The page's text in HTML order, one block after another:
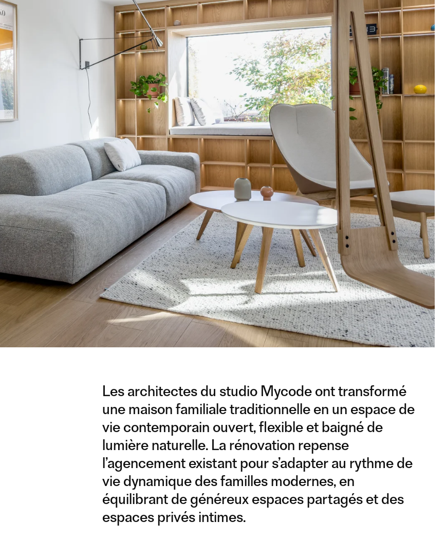
Les architectes du studio Mycode ont transformé
une maison familiale traditionnelle en un espace de
vie contemporain ouvert, flexible et baigné de
lumière naturelle. La rénovation repense
l’agencement existant pour s’adapter au rythme de
vie dynamique des familles modernes, en
équilibrant de généreux espaces partagés et des
espaces privés intimes.